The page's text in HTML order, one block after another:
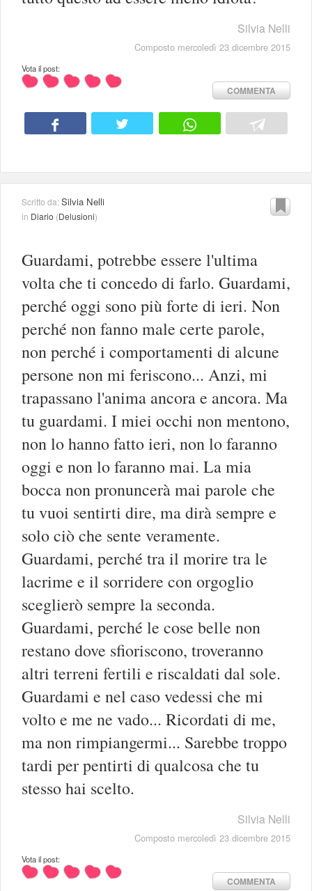
Silvia Nelli
Composto mercoledì 23 dicembre 2015
Vota il post:
COMMENTA
Scritto da:Silvia Nelli
in Diario (Delusioni)
Guardami, potrebbe essere l'ultima
volta che ti concedo di farlo. Guardami,
perché oggi sono più forte di ieri. Non
perché non fanno male certe parole,
non perché i comportamenti di alcune
persone non mi feriscono... Anzi, mi
trapassano l'anima ancora e ancora. Ma
tu guardami. I miei occhi non mentono,
non lo hanno fatto ieri, non lo faranno
oggi e non lo faranno mai. La mia
bocca non pronuncerà mai parole che
tu vuoi sentirti dire, ma dirà sempre e
solo ciò che sente veramente.
Guardami, perché tra il morire tra le
lacrime e il sorridere con orgoglio
sceglierò sempre la seconda.
Guardami, perché le cose belle non
restano dove sfioriscono, troveranno
altri terreni fertili e riscaldati dal sole.
Guardami e nel caso vedessi che mi
volto e me ne vado... Ricordati di me,
ma non rimpiangermi... Sarebbe troppo
tardi per pentirti di qualcosa che tu
stesso hai scelto.
Silvia Nelli
Composto mercoledì 23 dicembre 2015
Vota il post:
COMMENTA